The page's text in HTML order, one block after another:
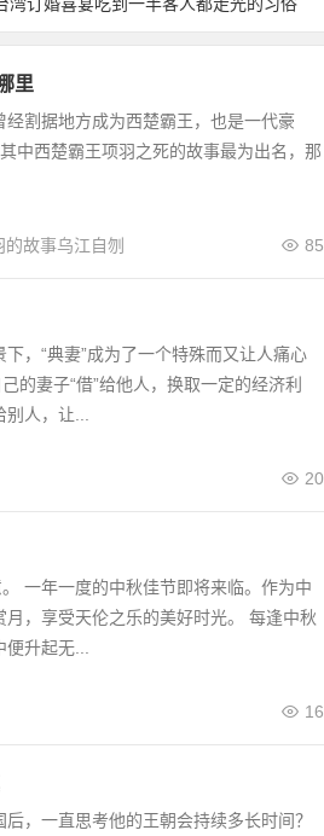
里
割据地方成为西楚霸王，也是一代豪
中西楚霸王项羽之死的故事最为出名，那
85
的故事乌江自刎
，“典妻”成为了一个特殊而又让人痛心
的妻子“借”给他人，换取一定的经济利
人，让...
20
一年一度的中秋佳节即将来临。作为中
，享受天伦之乐的美好时光。 每逢中秋
升起无...
16
，一直思考他的王朝会持续多长时间？